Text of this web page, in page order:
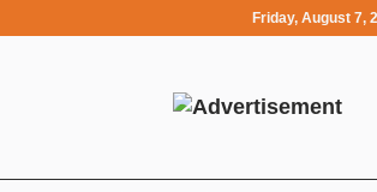
Friday, August 7,